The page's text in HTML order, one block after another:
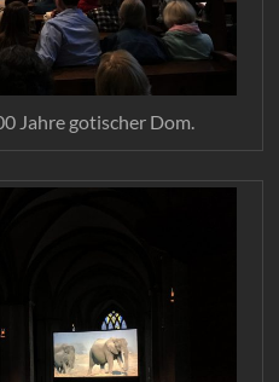
Jahre gotischer Dom.